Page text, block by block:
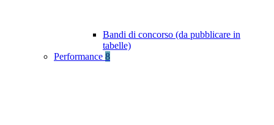
Bandi di concorso (da pubblicare in
tabelle)
Performance 8